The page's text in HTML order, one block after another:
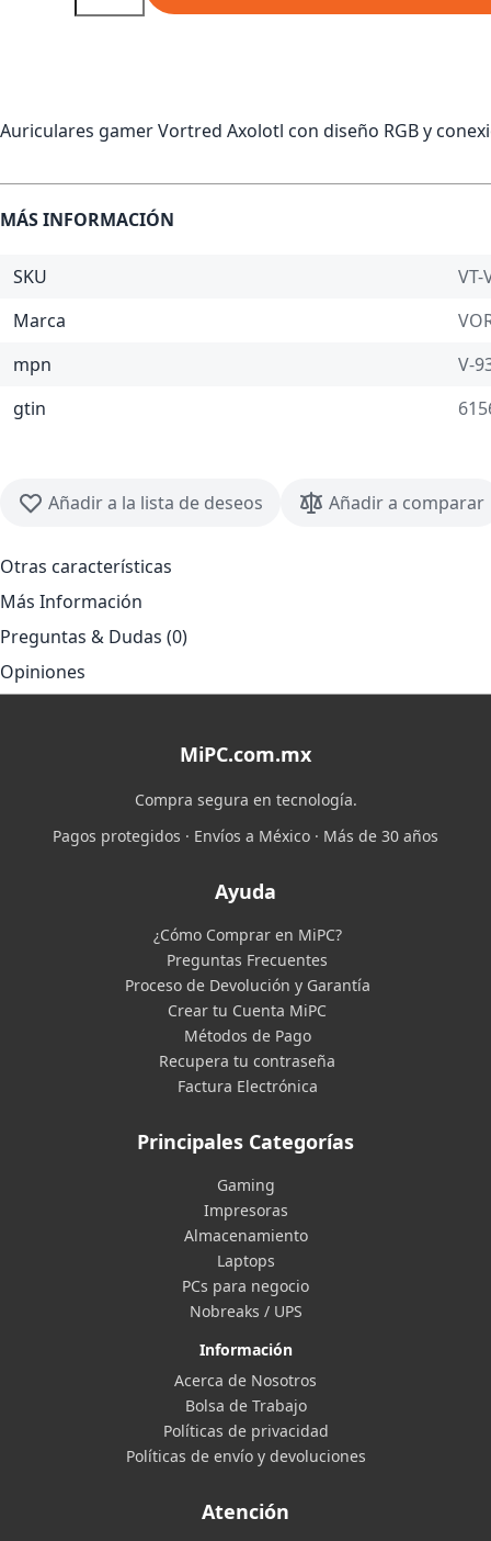
Auriculares gamer Vortred Axolotl con diseño RGB y
MÁS INFORMACIÓN
SKU
VT-
Marca
mpn
V-
gtin
Añadir a la lista de deseos Añadir a comparar
Otras características
Más Información
Preguntas & Dudas (0)
Opiniones
MiPC.com.mx
Compra segura en tecnología.
Pagos protegidos · Envíos a México · Más de 30 años
Ayuda
¿Cómo Comprar en MiPC?
Preguntas Frecuentes
Proceso de Devolución y Garantía
Crear tu Cuenta MiPC
Métodos de Pago
Recupera tu contraseña
Factura Electrónica
Principales Categorías
Gaming
Impresoras
Almacenamiento
Laptops
PCs para negocio
Nobreaks / UPS
Información
Acerca de Nosotros
Bolsa de Trabajo
Políticas de privacidad
Políticas de envío y devoluciones
Atención